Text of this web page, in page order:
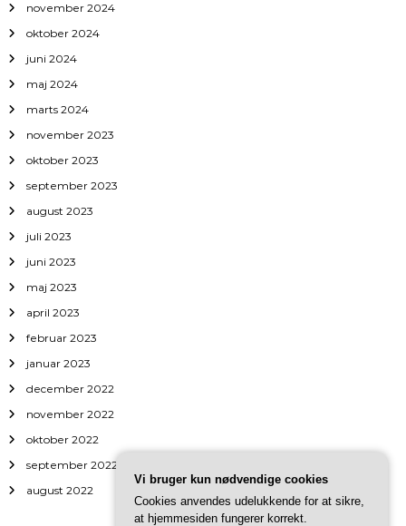
november 2024
oktober 2024
juni 2024
maj 2024
marts 2024
november 2023
oktober 2023
september 2023
august 2023
juli 2023
juni 2023
maj 2023
april 2023
februar 2023
januar 2023
december 2022
november 2022
oktober 2022
september 2022
august 2022
Vi bruger kun nødvendige cookies
Cookies anvendes udelukkende for at sikre,
at hjemmesiden fungerer korrekt.